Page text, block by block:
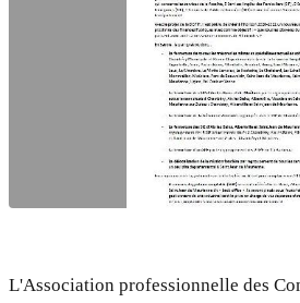
L'Association professionnelle des